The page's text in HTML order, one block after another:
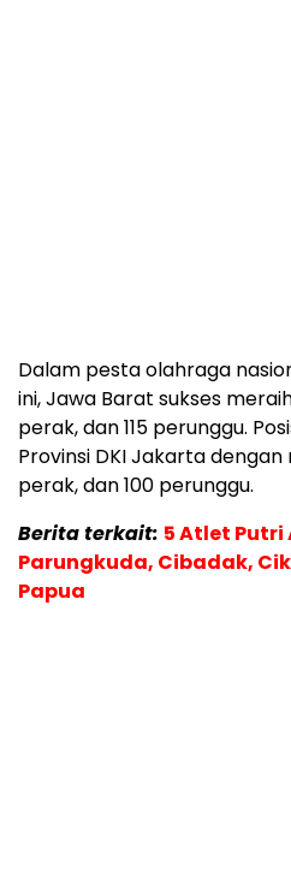
Dalam pesta olahraga
ini, Jawa Barat sukses
perak, dan 115 perunggu.
Provinsi DKI Jakarta dengan
perak, dan 100 perunggu.
Berita terkait: 5 Atlet
Parungkuda, Cibadak,
Papua